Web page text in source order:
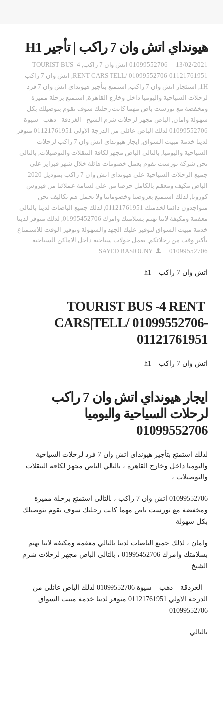
هيونداي اتش وان 7 راكب | تأجير H1
13/02/2021 01099552706 اتش وان 7 راكب ,
TOURIST BUS -4
RENT CARS|TELL/ 01099552706-01121761951
,
اتش وان 7 راكب -
1H
, استئجار اتش وان 7 راكب ,
استمتع بتأجير هيونداي اتش وان 7 فرد
لرحلات السياحية واليوميا داخل وخارج القاهرة, استمتع برحلة مميزة
ومخفضة مع تورست باص مهما كانت رحلتك سوف نقوم بتوصيلك بكل
سهولة وامان, الباص مجهز لرحلات شرم الشيخ - الغردقة - دهب - سيوة
01099552706 لذلك الباص عائلي من الدرجة الاولي 01121761951 متوفر
لدينا خدمة مبيت السواق,
ايجار هيونداي اتش وان 7 راكب لرحلات
السياحية واليوميا, بالتالي الباص مجهز لكافة التنقلات والتوصيلات, بالتالي
نحن شركة تورست نقوم بعمل خصومات هائلة خلال شهر فبراير علي
جميع الرحلات السياحية علي هيونداي اتش وان 7 راكب بموديل 2020
الباص مكيف ومعقم بالكامل حرصا من علي لسامة عملائنا من فيروس
كورونا, لذلك استمتع بعروضنا وخصوماتنا ولا تحمل هم تكاليف نحن
متواجدون دائما لخدمتك 01121761951
, لذلك جميع الباصات لدينا بالتالي
معقمة ومكيفة لاننا نهتم بسلامتك وامرك 01995452706
, لذلك متوفر لدينا
خدمة مبيت السواق لتوفير عليك الجهد والسهولة وتوفير الوقت للاستمتاع
بأكبر وقت من رحلاتكم, يعمل جولات سياحية داخل الاماكن السياحية
01099552706
SAYED BASIOUNY
اتش وان 7 راكب – 1 h
TOURIST BUS -4 RENT
CARS|TELL/ 01099552706-
01121761951
اتش وان 7 راكب – 1 h
ايجار هيونداي اتش وان 7 راكب
لرحلات السياحية واليوميا
01099552706
لذلك استمتع بتأجير هيونداي اتش وان 7 فرد لرحلات السياحية
واليوميا داخل وخارج القاهرة ، بالتالي الباص مجهز لكافة التنقلات
والتوصيلات ،
01099552706 اتش وان 7 راكب ، بالتالي استمتع برحلة مميزة
ومخفضة مع تورست باص مهما كانت رحلتك سوف نقوم بتوصيلك
بكل سهولة
وامان ، لذلك جميع الباصات لدينا بالتالي معقمة ومكيفة لاننا نهتم
بسلامتك وامرك 01995452706 ، بالتالي الباص مجهز لرحلات شرم
الشيخ
– الغردقة – دهب – سيوة 01099552706 لذلك الباص عائلي من
الدرجة الاولي 01121761951 متوفر لدينا خدمة مبيت السواق
01099552706
بالتالي